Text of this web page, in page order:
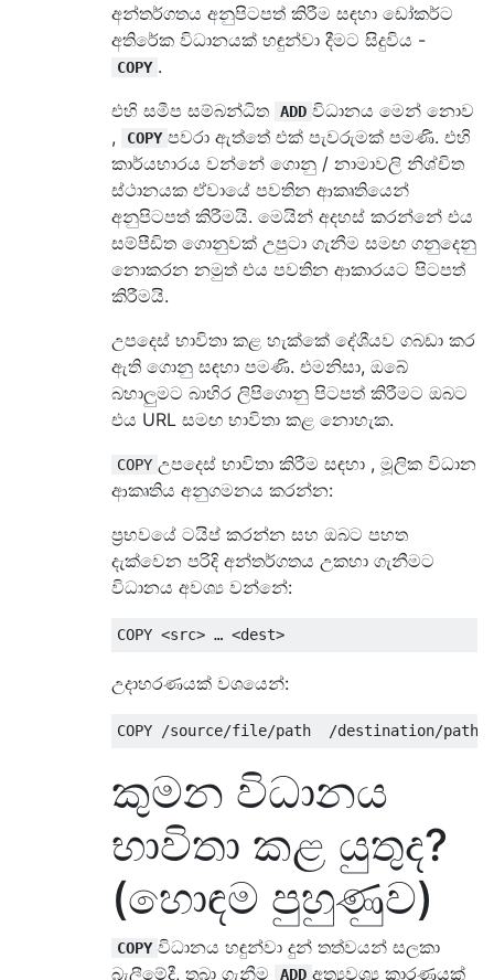
අන්තර්ගතය අනුපිටපත් කිරීම සඳහා ඩෝකර්ට
අතිරේක විධානයක් හඳුන්වා දීමට සිදුවිය -
COPY .
එහි සමීප සම්බන්ධිත
ADD විධානය මෙන් නොව
,
COPY පවරා ඇත්තේ එක් පැවරුමක් පමණි. එහි
කාර්යභාරය වන්නේ ගොනු / නාමාවලි නිශ්චිත
ස්ථානයක ඒවායේ පවතින ආකෘතියෙන්
අනුපිටපත් කිරීමයි. මෙයින් අදහස් කරන්නේ එය
සම්පීඩිත ගොනුවක් උපුටා ගැනීම සමඟ ගනුදෙනු
නොකරන නමුත් එය පවතින ආකාරයට පිටපත්
කිරීමයි.
උපදෙස් භාවිතා කළ හැක්කේ දේශීයව ගබඩා කර
ඇති ගොනු සඳහා පමණි. එමනිසා, ඔබේ
බහාලුමට බාහිර ලිපිගොනු පිටපත් කිරීමට ඔබට
එය URL සමඟ භාවිතා කළ නොහැක.
COPY උපදෙස් භාවිතා කිරීම සඳහා , මූලික විධාන
ආකෘතිය අනුගමනය කරන්න:
ප්‍රභවයේ ටයිප් කරන්න සහ ඔබට පහත
දැක්වෙන පරිදි අන්තර්ගතය උකහා ගැනීමට
විධානය අවශ්‍ය වන්නේ:
උදාහරණයක් වශයෙන්:
කුමන විධානය
භාවිතා කළ යුතුද?
(හොඳම පුහුණුව)
COPY විධානය හඳුන්වා දුන් තත්වයන් සලකා
බැලීමේදී, තබා ගැනීම
ADD අත්‍යවශ්‍ය කාරණයක්